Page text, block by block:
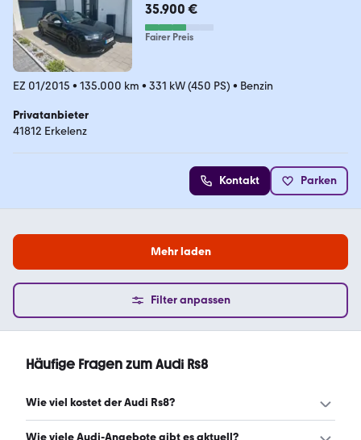
35.900 €
Fairer Preis
EZ 01/2015 • 135.000 km • 331 kW (450 PS) • Benzin
Privatanbieter
41812 Erkelenz
Kontakt Parken
Mehr laden
Filter anpassen
Häufige Fragen zum Audi Rs8
Wie viel kostet der Audi Rs8?
Ein guter Preis für einen Audi Rs8 liegt zwischen 77.569 €
Wie viele Audi-Angebote gibt es aktuell?